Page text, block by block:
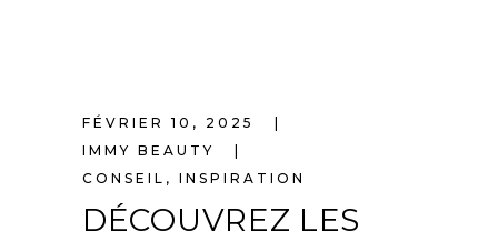
FÉVRIER 10, 2025
IMMY BEAUTY
CONSEIL , INSPIRATION
DÉCOUVREZ LES